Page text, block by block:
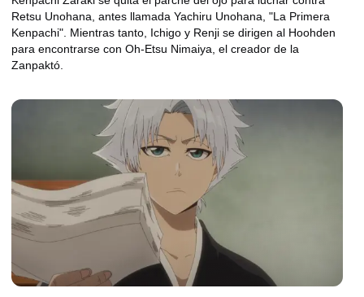
Retsu Unohana, antes llamada Yachiru Unohana, "La Primera
Kenpachi". Mientras tanto, Ichigo y Renji se dirigen al Hoohden
para encontrarse con Oh-Etsu Nimaiya, el creador de la
Zanpaktó.